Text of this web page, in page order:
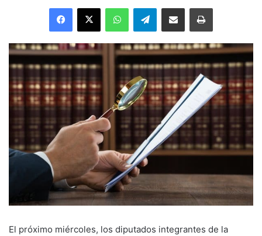
Facebook
X WhatsAppTelegramEnviar vía email Imprimir
El próximo miércoles, los diputados integrantes de la